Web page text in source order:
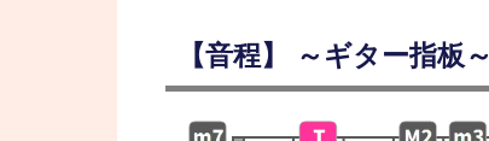
【音程】 ～ギター指板～